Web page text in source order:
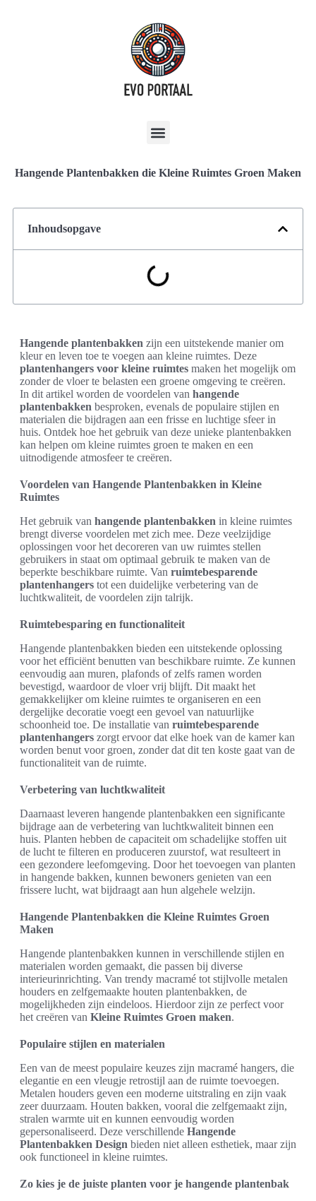
Hangende Plantenbakken die Kleine Ruimtes Groen Maken
Inhoudsopgave
Hangende plantenbakken zijn een uitstekende manier om
kleur en leven toe te voegen aan kleine ruimtes. Deze
plantenhangers voor kleine ruimtes maken het mogelijk om
zonder de vloer te belasten een groene omgeving te creëren.
In dit artikel worden de voordelen van hangende
plantenbakken besproken, evenals de populaire stijlen en
materialen die bijdragen aan een frisse en luchtige sfeer in
huis. Ontdek hoe het gebruik van deze unieke plantenbakken
kan helpen om kleine ruimtes groen te maken en een
uitnodigende atmosfeer te creëren.
Voordelen van Hangende Plantenbakken in Kleine
Ruimtes
Het gebruik van hangende plantenbakken in kleine ruimtes
brengt diverse voordelen met zich mee. Deze veelzijdige
oplossingen voor het decoreren van uw ruimtes stellen
gebruikers in staat om optimaal gebruik te maken van de
beperkte beschikbare ruimte. Van ruimtebesparende
plantenhangers tot een duidelijke verbetering van de
luchtkwaliteit, de voordelen zijn talrijk.
Ruimtebesparing en functionaliteit
Hangende plantenbakken bieden een uitstekende oplossing
voor het efficiënt benutten van beschikbare ruimte. Ze kunnen
eenvoudig aan muren, plafonds of zelfs ramen worden
bevestigd, waardoor de vloer vrij blijft. Dit maakt het
gemakkelijker om kleine ruimtes te organiseren en een
dergelijke decoratie voegt een gevoel van natuurlijke
schoonheid toe. De installatie van ruimtebesparende
plantenhangers zorgt ervoor dat elke hoek van de kamer kan
worden benut voor groen, zonder dat dit ten koste gaat van de
functionaliteit van de ruimte.
Verbetering van luchtkwaliteit
Daarnaast leveren hangende plantenbakken een significante
bijdrage aan de verbetering van luchtkwaliteit binnen een
huis. Planten hebben de capaciteit om schadelijke stoffen uit
de lucht te filteren en produceren zuurstof, wat resulteert in
een gezondere leefomgeving. Door het toevoegen van planten
in hangende bakken, kunnen bewoners genieten van een
frissere lucht, wat bijdraagt aan hun algehele welzijn.
Hangende Plantenbakken die Kleine Ruimtes Groen
Maken
Hangende plantenbakken kunnen in verschillende stijlen en
materialen worden gemaakt, die passen bij diverse
interieurinrichting. Van trendy macramé tot stijlvolle metalen
houders en zelfgemaakte houten plantenbakken, de
mogelijkheden zijn eindeloos. Hierdoor zijn ze perfect voor
het creëren van Kleine Ruimtes Groen maken.
Populaire stijlen en materialen
Een van de meest populaire keuzes zijn macramé hangers, die
elegantie en een vleugje retrostijl aan de ruimte toevoegen.
Metalen houders geven een moderne uitstraling en zijn vaak
zeer duurzaam. Houten bakken, vooral die zelfgemaakt zijn,
stralen warmte uit en kunnen eenvoudig worden
gepersonaliseerd. Deze verschillende Hangende
Plantenbakken Design bieden niet alleen esthetiek, maar zijn
ook functioneel in kleine ruimtes.
Zo kies je de juiste planten voor je hangende plantenbak